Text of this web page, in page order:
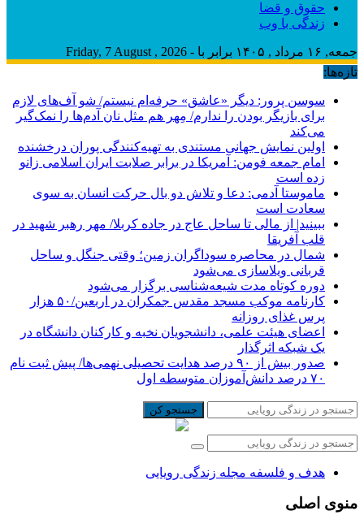
حقوق و قضا
زندگی با وب
جمعه, ۱۶ مرداد , ۱۴۰۵ برابر با - Friday, 7 August , 2026
تازه‌ها:
سوسن پرور: دیگر «عاشق» حرفه‌ام نیستم/ شو آف‌های لازم
برای بازیگر بودن را ندارم/ مِهر هم مثل نان آدم‌ها را نمک‌گیر
می‌کند
اولین نمایش جهانی مستندی به تهیه‌کنندگی پوران درخشنده
امام جمعه فومن: آمریکا در برابر صلابت ایران اسلامی زانو
زده است
ماموستا آدمی: دعا و تلاش دو بال حرکت انسان به سوی
سعادت است
ببینید| از مالی تا ساحل عاج در جاده کربلا/ مهر رهبر شهید در
قلب آفریقا
شمال در محاصره سوداگران زمین؛ وقتی جنگل و ساحل
قربانی ویلاسازی می‌شود
دوره کوتاه مدت شیعه‌شناسی برگزار می‌شود
کارنامه موکب مسجد مقدس جمکران در اربعین/۵۰ هزار
پرس غذای روزانه
اعضای هیئت علمی، دانشجویان نخبه و کارکنان دانشگاه در
یک شبکه‌ اثرگذار
صدور بیش از ۹۰ درصد هدایت تحصیلی نهمی‌ها/ پیش ثبت نام
۷۰ درصد دانش‌آموزان متوسطه اول
جستجو کن
هدف و فلسفه مجله زندگی رویایی
منوی اصلی